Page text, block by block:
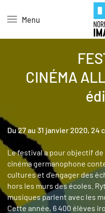
Skip to main content
Menu
CINÉMA
Du 27 au 31 janvier 2020,
Le festival a pour objectif
cinéma germanophone
cultures et d'engager des
hors les murs des écoles.
musiques parlent avec les
Cette année, 6 400 élèves
Panneau de gestion des